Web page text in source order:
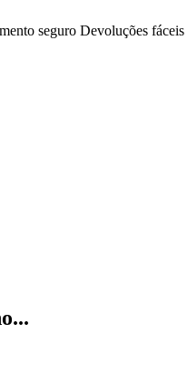
seguro Devoluções fáceis